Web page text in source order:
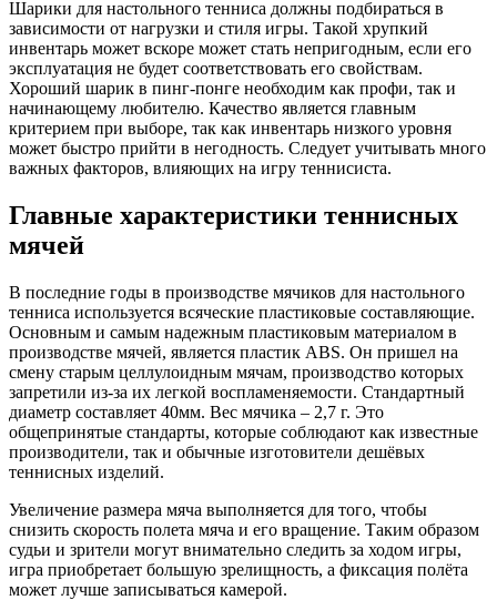
Шарики для настольного тенниса должны подбираться в
зависимости от нагрузки и стиля игры. Такой хрупкий
инвентарь может вскоре может стать непригодным, если его
эксплуатация не будет соответствовать его свойствам.
Хороший шарик в пинг-понге необходим как профи, так и
начинающему любителю. Качество является главным
критерием при выборе, так как инвентарь низкого уровня
может быстро прийти в негодность. Следует учитывать много
важных факторов, влияющих на игру теннисиста.
Главные характеристики теннисных
мячей
В последние годы в производстве мячиков для настольного
тенниса используется всяческие пластиковые составляющие.
Основным и самым надежным пластиковым материалом в
производстве мячей, является пластик ABS. Он пришел на
смену старым целлулоидным мячам, производство которых
запретили из-за их легкой воспламеняемости. Стандартный
диаметр составляет 40мм. Вес мячика – 2,7 г. Это
общепринятые стандарты, которые соблюдают как известные
производители, так и обычные изготовители дешёвых
теннисных изделий.
Увеличение размера мяча выполняется для того, чтобы
снизить скорость полета мяча и его вращение. Таким образом
судьи и зрители могут внимательно следить за ходом игры,
игра приобретает большую зрелищность, а фиксация полёта
может лучше записываться камерой.